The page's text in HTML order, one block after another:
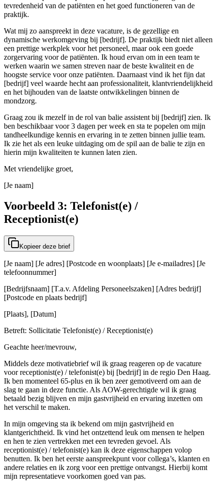
tevredenheid van de patiënten en het goed functioneren van de
praktijk.
Wat mij zo aanspreekt in deze vacature, is de gezellige en
dynamische werkomgeving bij [bedrijf]. De praktijk biedt niet alleen
een prettige werkplek voor het personeel, maar ook een goede
zorgervaring voor de patiënten. Ik houd ervan om in een team te
werken waarin we samen streven naar de beste kwaliteit en de
hoogste service voor onze patiënten. Daarnaast vind ik het fijn dat
[bedrijf] veel waarde hecht aan professionaliteit, klantvriendelijkheid
en het bijhouden van de laatste ontwikkelingen binnen de
mondzorg.
Graag zou ik mezelf in de rol van balie assistent bij [bedrijf] zien. Ik
ben beschikbaar voor 3 dagen per week en sta te popelen om mijn
tandheelkundige kennis en ervaring in te zetten binnen jullie team.
Ik zie het als een leuke uitdaging om de spil aan de balie te zijn en
hierin mijn kwaliteiten te kunnen laten zien.
Met vriendelijke groet,
[Je naam]
Voorbeeld 3: Telefonist(e) /
Receptionist(e)
Kopieer deze brief
[Je naam] [Je adres] [Postcode en woonplaats] [Je e-mailadres] [Je
telefoonnummer]
[Bedrijfsnaam] [T.a.v. Afdeling Personeelszaken] [Adres bedrijf]
[Postcode en plaats bedrijf]
[Plaats], [Datum]
Betreft: Sollicitatie Telefonist(e) / Receptionist(e)
Geachte heer/mevrouw,
Middels deze motivatiebrief wil ik graag reageren op de vacature
voor receptionist(e) / telefonist(e) bij [bedrijf] in de regio Den Haag.
Ik ben momenteel 65-plus en ik ben zeer gemotiveerd om aan de
slag te gaan in deze functie. Als AOW-gerechtigde wil ik graag
betaald bezig blijven en mijn gastvrijheid en ervaring inzetten om
het verschil te maken.
In mijn omgeving sta ik bekend om mijn gastvrijheid en
klantgerichtheid. Ik vind het ontzettend leuk om mensen te helpen
en hen te zien vertrekken met een tevreden gevoel. Als
receptionist(e) / telefonist(e) kan ik deze eigenschappen volop
benutten. Ik ben het eerste aanspreekpunt voor collega’s, klanten en
andere relaties en ik zorg voor een prettige ontvangst. Hierbij komt
mijn representatieve voorkomen goed van pas.